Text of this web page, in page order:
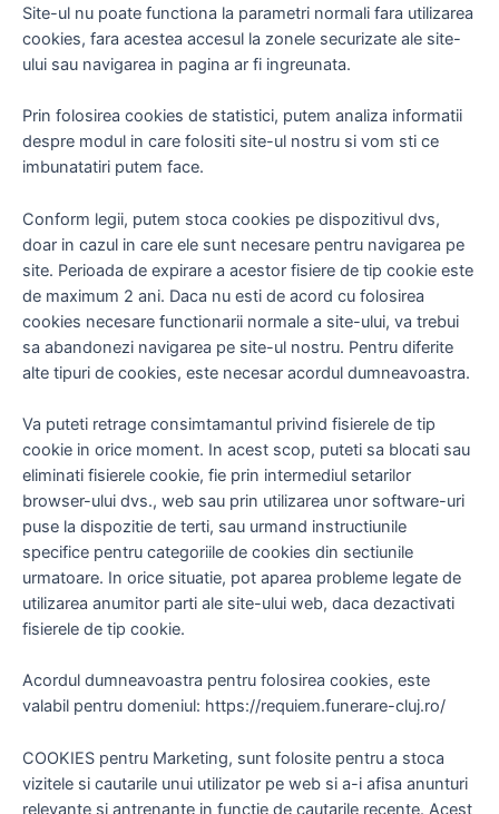
Site-ul nu poate functiona la parametri normali fara utilizarea
cookies, fara acestea accesul la zonele securizate ale site-
ului sau navigarea in pagina ar fi ingreunata.
Prin folosirea cookies de statistici, putem analiza informatii
despre modul in care folositi site-ul nostru si vom sti ce
imbunatatiri putem face.
Conform legii, putem stoca cookies pe dispozitivul dvs,
doar in cazul in care ele sunt necesare pentru navigarea pe
site. Perioada de expirare a acestor fisiere de tip cookie este
de maximum 2 ani. Daca nu esti de acord cu folosirea
cookies necesare functionarii normale a site-ului, va trebui
sa abandonezi navigarea pe site-ul nostru. Pentru diferite
alte tipuri de cookies, este necesar acordul dumneavoastra.
Va puteti retrage consimtamantul privind fisierele de tip
cookie in orice moment. In acest scop, puteti sa blocati sau
eliminati fisierele cookie, fie prin intermediul setarilor
browser-ului dvs., web sau prin utilizarea unor software-uri
puse la dispozitie de terti, sau urmand instructiunile
specifice pentru categoriile de cookies din sectiunile
urmatoare. In orice situatie, pot aparea probleme legate de
utilizarea anumitor parti ale site-ului web, daca dezactivati
fisierele de tip cookie.
Acordul dumneavoastra pentru folosirea cookies, este
valabil pentru domeniul: https://requiem.funerare-cluj.ro/
COOKIES pentru Marketing, sunt folosite pentru a stoca
vizitele si cautarile unui utilizator pe web si a-i afisa anunturi
relevante si antrenante in functie de cautarile recente. Acest
Cookies
Aceste cookie-uri
opționale. Ele
sunt necesare
ul să funcționeze.
Cookies de
Statistica
Cookies necesare
pentru a îmbunătăți
funcționalitatea și
modului în care
acesta este utilizat.
Cookies de
experienta
Necesare pentru ca
site-ul nostru să
funcționeze cât mai
bine posibil în
timpul vizitei tale.
cookie-uri, unele
funcționalități vor
Cookies de